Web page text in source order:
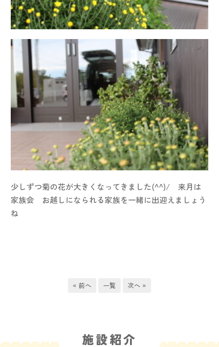
少しずつ菊の花が大きくなってきました(^^)/ 来月は
家族会 お越しになられる家族を一緒に出迎えましょう
ね
« 前へ 一覧 次へ »
施設紹介